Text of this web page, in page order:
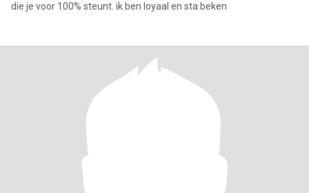
die je voor 100% steunt. ik ben loyaal en sta beken